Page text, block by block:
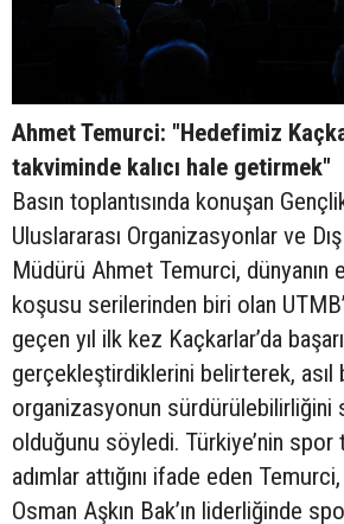
Ahmet Temurci: "Hedefimiz
takviminde kalıcı hale getirmek"
Basın toplantısında konuşan
Uluslararası Organizasyonlar ve
Müdürü Ahmet Temurci, dünyanın
koşusu serilerinden biri olan
geçen yıl ilk kez Kaçkarlar’da
gerçekleştirdiklerini belirterek, asıl
organizasyonun sürdürülebilirliğini
olduğunu söyledi. Türkiye’nin
adımlar attığını ifade eden Temurci,
Osman Aşkın Bak’ın liderliğinde